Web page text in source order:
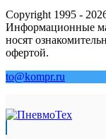
Copyright 1995 -
Информационные
носят
офертой.
to@kompr.ru